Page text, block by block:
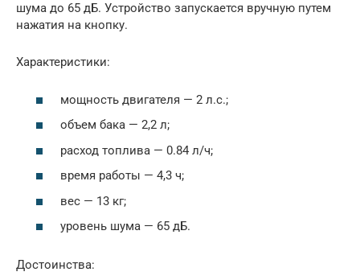
шума до 65 дБ. Устройство запускается вручную путем
нажатия на кнопку.
Характеристики:
мощность двигателя — 2 л.с.;
объем бака — 2,2 л;
расход топлива — 0.84 л/ч;
время работы — 4,3 ч;
вес — 13 кг;
уровень шума — 65 дБ.
Достоинства: